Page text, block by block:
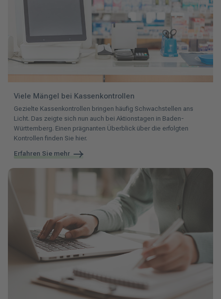
Viele Mängel bei Kassenkontrollen
Gezielte Kassenkontrollen bringen häufig Schwachstellen ans
Licht. Das zeigte sich nun auch bei Aktionstagen in Baden-
Württemberg. Einen prägnanten Überblick über die erfolgten
Kontrollen finden Sie hier.
Erfahren Sie mehr